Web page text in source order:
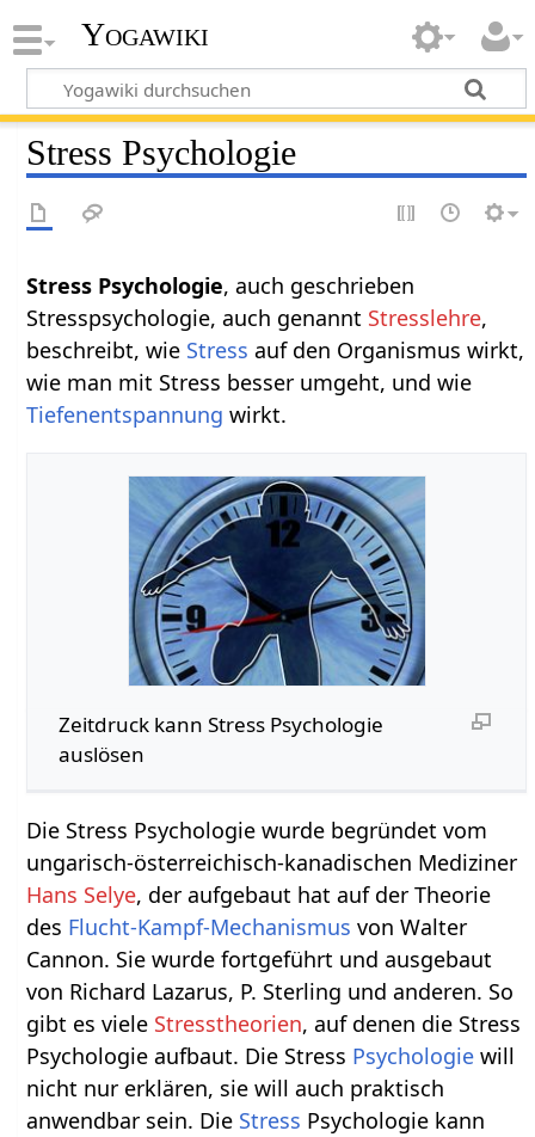
Yogawiki
Stress Psychologie
Stress Psychologie, auch geschrieben
Stresspsychologie, auch genannt Stresslehre,
beschreibt, wie Stress auf den Organismus wirkt,
wie man mit Stress besser umgeht, und wie
Tiefenentspannung wirkt.
Zeitdruck kann Stress Psychologie
auslösen
Die Stress Psychologie wurde begründet vom
ungarisch-österreichisch-kanadischen Mediziner
Hans Selye, der aufgebaut hat auf der Theorie
des Flucht-Kampf-Mechanismus von Walter
Cannon. Sie wurde fortgeführt und ausgebaut
von Richard Lazarus, P. Sterling und anderen. So
gibt es viele Stresstheorien, auf denen die Stress
Psychologie aufbaut. Die Stress Psychologie will
nicht nur erklären, sie will auch praktisch
anwendbar sein. Die Stress Psychologie kann